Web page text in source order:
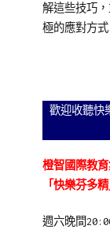
解這些技巧
極的應對方式
歡迎收聽快
橙智國際教
「快樂芬多
週六晚間